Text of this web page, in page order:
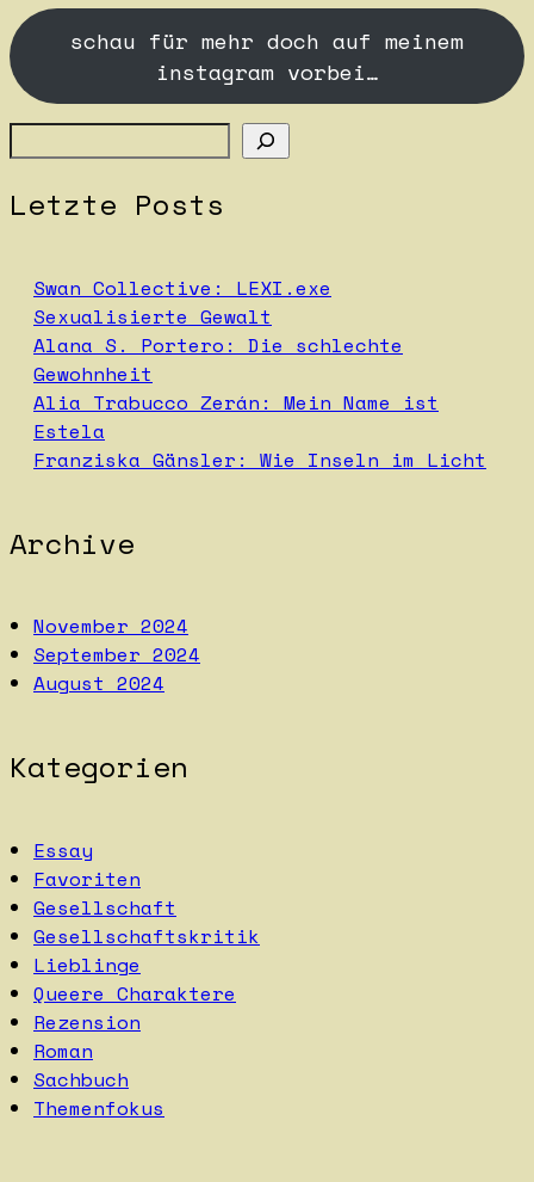
schau für mehr doch auf meinem
instagram vorbei…
Letzte Posts
Swan Collective: LEXI.exe
Sexualisierte Gewalt
Alana S. Portero: Die schlechte
Gewohnheit
Alia Trabucco Zerán: Mein Name ist
Estela
Franziska Gänsler: Wie Inseln im Licht
Archive
November 2024
September 2024
August 2024
Kategorien
Essay
Favoriten
Gesellschaft
Gesellschaftskritik
Lieblinge
Queere Charaktere
Rezension
Roman
Sachbuch
Themenfokus